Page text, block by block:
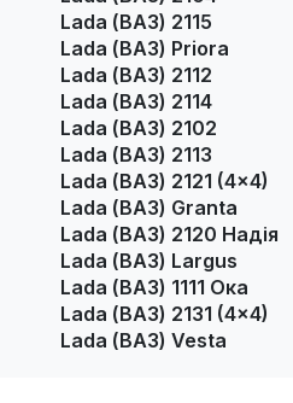
Lada (ВАЗ) 2115
Lada (ВАЗ) Priora
Lada (ВАЗ) 2112
Lada (ВАЗ) 2114
Lada (ВАЗ) 2102
Lada (ВАЗ) 2113
Lada (ВАЗ) 2121 (4x4)
Lada (ВАЗ) Granta
Lada (ВАЗ) 2120 Надія
Lada (ВАЗ) Largus
Lada (ВАЗ) 1111 Ока
Lada (ВАЗ) 2131 (4x4)
Lada (ВАЗ) Vesta